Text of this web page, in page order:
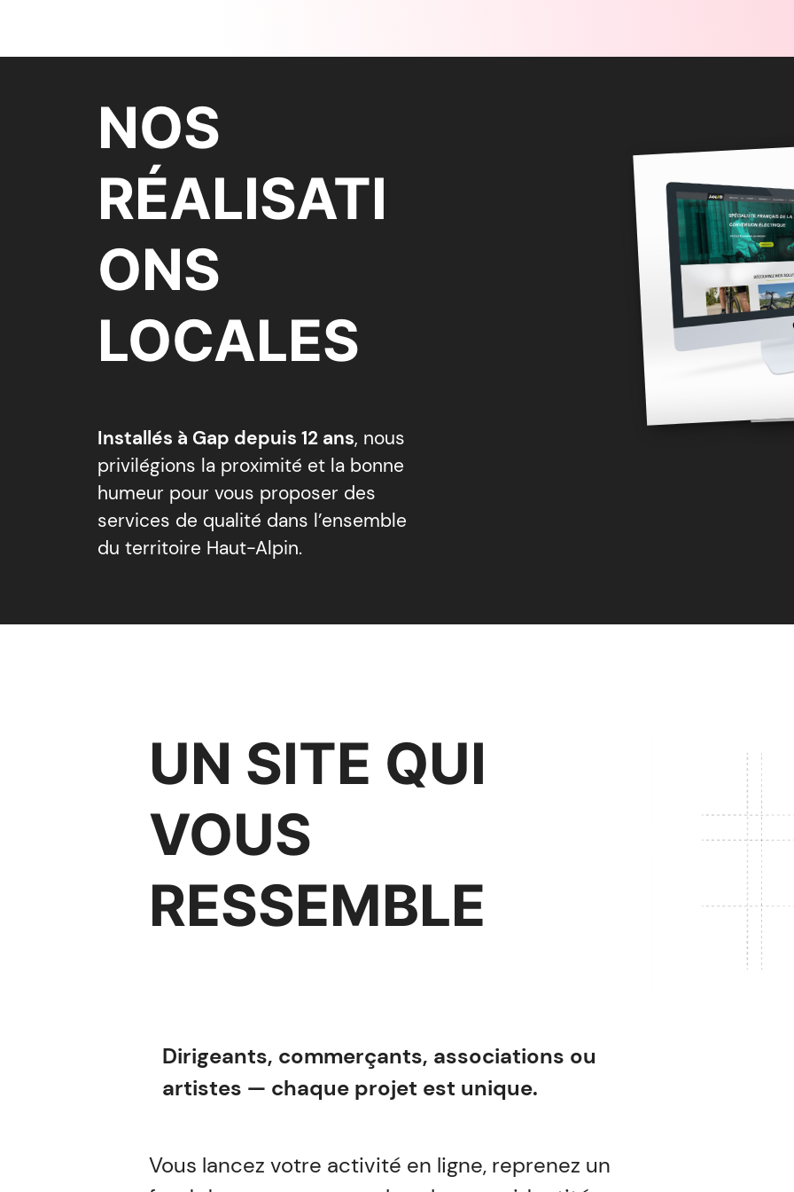
NOS
RÉALISATI
ONS
LOCALES
Installés à Gap depuis 12 ans, nous
privilégions la proximité et la bonne
humeur pour vous proposer des
services de qualité dans l’ensemble
du territoire Haut-Alpin.
UN SITE QUI
VOUS
RESSEMBLE
Dirigeants, commerçants, associations ou
artistes — chaque projet est unique.
Vous lancez votre activité en ligne, reprenez un